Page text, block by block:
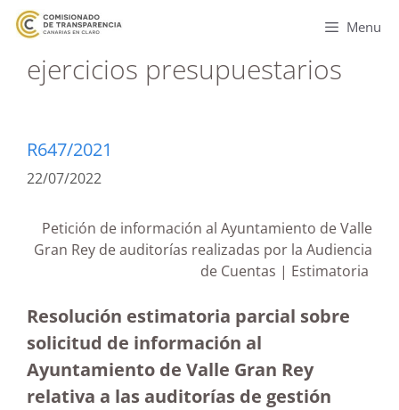
Menu
ejercicios presupuestarios
R647/2021
22/07/2022
Petición de información al Ayuntamiento de Valle
Gran Rey de auditorías realizadas por la Audiencia
de Cuentas | Estimatoria
Resolución estimatoria parcial sobre
solicitud de información al
Ayuntamiento de Valle Gran Rey
relativa a las auditorías de gestión